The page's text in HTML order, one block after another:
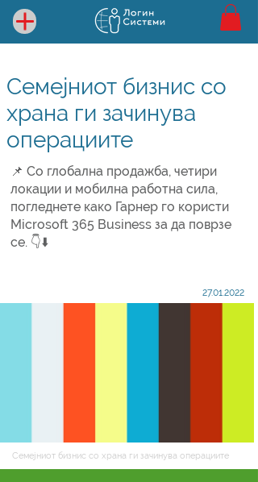
Семејниот бизнис со
храна ги зачинува
операциите
📌 Со глобална продажба, четири
локации и мобилна работна сила,
погледнете како Гарнер го користи
Microsoft 365 Business за да поврзе
се. 👇⬇️
27.01.2022
Семејниот бизнис со храна ги зачинува операциите